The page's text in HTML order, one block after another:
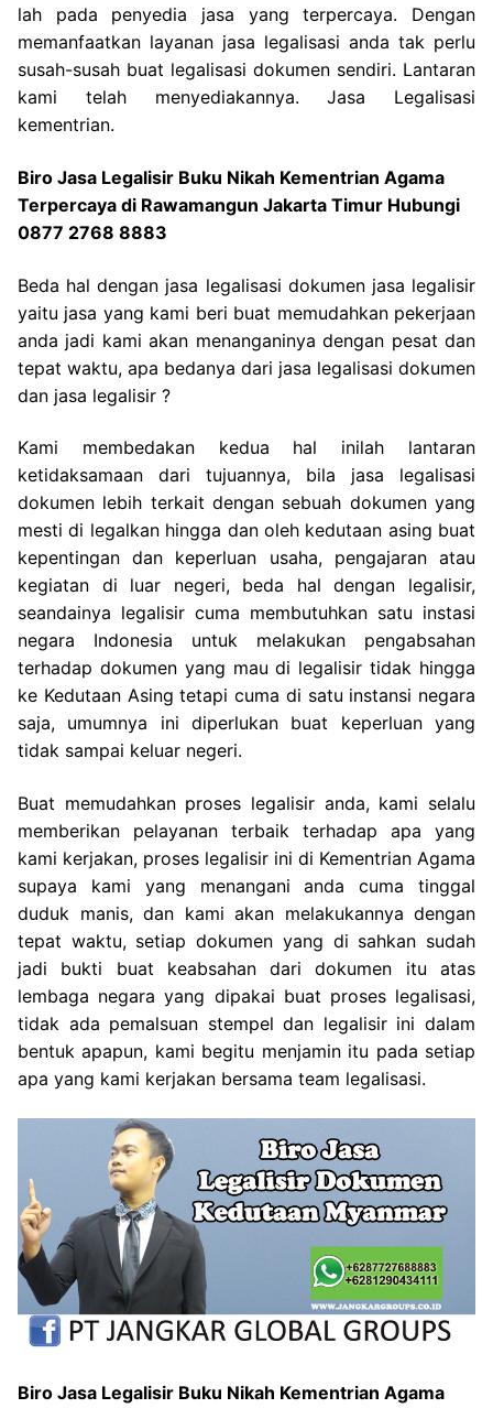
lah pada penyedia jasa yang terpercaya. Dengan
memanfaatkan layanan jasa legalisasi anda tak perlu
susah-susah buat legalisasi dokumen sendiri. Lantaran
kami telah menyediakannya. Jasa Legalisasi
kementrian.
Biro Jasa Legalisir Buku Nikah Kementrian Agama
Terpercaya di Rawamangun Jakarta Timur Hubungi
0877 2768 8883
Beda hal dengan jasa legalisasi dokumen jasa legalisir
yaitu jasa yang kami beri buat memudahkan pekerjaan
anda jadi kami akan menanganinya dengan pesat dan
tepat waktu, apa bedanya dari jasa legalisasi dokumen
dan jasa legalisir ?
Kami membedakan kedua hal inilah lantaran
ketidaksamaan dari tujuannya, bila jasa legalisasi
dokumen lebih terkait dengan sebuah dokumen yang
mesti di legalkan hingga dan oleh kedutaan asing buat
kepentingan dan keperluan usaha, pengajaran atau
kegiatan di luar negeri, beda hal dengan legalisir,
seandainya legalisir cuma membutuhkan satu instasi
negara Indonesia untuk melakukan pengabsahan
terhadap dokumen yang mau di legalisir tidak hingga
ke Kedutaan Asing tetapi cuma di satu instansi negara
saja, umumnya ini diperlukan buat keperluan yang
tidak sampai keluar negeri.
Buat memudahkan proses legalisir anda, kami selalu
memberikan pelayanan terbaik terhadap apa yang
kami kerjakan, proses legalisir ini di Kementrian Agama
supaya kami yang menangani anda cuma tinggal
duduk manis, dan kami akan melakukannya dengan
tepat waktu, setiap dokumen yang di sahkan sudah
jadi bukti buat keabsahan dari dokumen itu atas
lembaga negara yang dipakai buat proses legalisasi,
tidak ada pemalsuan stempel dan legalisir ini dalam
bentuk apapun, kami begitu menjamin itu pada setiap
apa yang kami kerjakan bersama team legalisasi.
Biro Jasa Legalisir Buku Nikah Kementrian Agama